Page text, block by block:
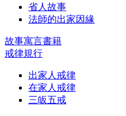
省人故事
法師的出家因緣
故事寓言書籍
戒律規行
出家人戒律
在家人戒律
三皈五戒